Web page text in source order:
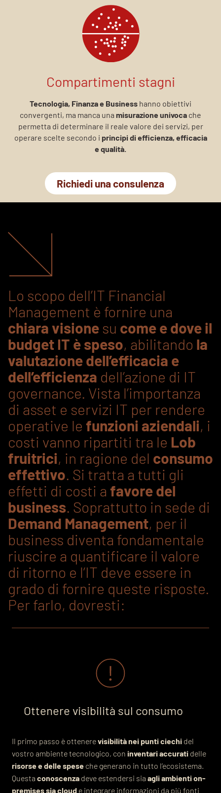
Compartimenti stagni
Tecnologia, Finanza e Business hanno obiettivi
convergenti, ma manca una misurazione univoca che
permetta di determinare il reale valore dei servizi, per
operare scelte secondo i principi di efficienza, efficacia
e qualità.
Richiedi una consulenza
Lo scopo dell’IT Financial
Management è fornire una
chiara visione su come e dove il
budget IT è speso, abilitando la
valutazione dell’efficacia e
dell’efficienza dell’azione di IT
governance. Vista l’importanza
di asset e servizi IT per rendere
operative le funzioni aziendali, i
costi vanno ripartiti tra le Lob
fruitrici, in ragione del consumo
effettivo. Si tratta a tutti gli
effetti di costi a favore del
business. Soprattutto in sede di
Demand Management, per il
business diventa fondamentale
riuscire a quantificare il valore
di ritorno e l’IT deve essere in
grado di fornire queste risposte.
Per farlo, dovresti:
Ottenere visibilità sul consumo
Il primo passo è ottenerevisibilità nei punti ciechi del
vostro ambiente tecnologico, con inventari accurati delle
risorse e delle spese che generano in tutto l’ecosistema.
Questa conoscenza deve estendersi sia agli ambienti on-
premises sia cloud e integrare informazioni da più fonti